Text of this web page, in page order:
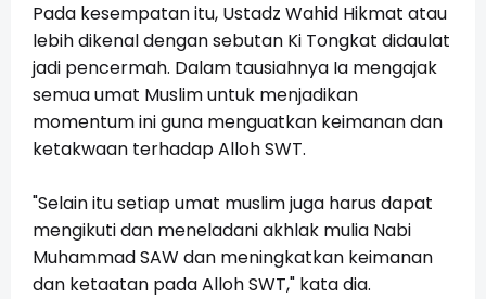
Pada kesempatan itu, Ustadz Wahid Hikmat atau
lebih dikenal dengan sebutan Ki Tongkat didaulat
jadi pencermah. Dalam tausiahnya Ia mengajak
semua umat Muslim untuk menjadikan
momentum ini guna menguatkan keimanan dan
ketakwaan terhadap Alloh SWT.
"Selain itu setiap umat muslim juga harus dapat
mengikuti dan meneladani akhlak mulia Nabi
Muhammad SAW dan meningkatkan keimanan
dan ketaatan pada Alloh SWT," kata dia.